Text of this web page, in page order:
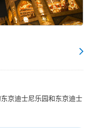
京迪士尼乐园和东京迪士